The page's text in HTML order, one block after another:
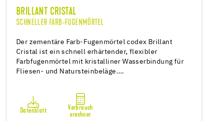
BRILLANT CRISTAL
SCHNELLER FARB-FUGENMÖRTEL
Der zementäre Farb-Fugenmörtel codex Brillant
Cristal ist ein schnell erhärtender, flexibler
Farbfugenmörtel mit kristalliner Wasserbindung für
Fliesen- und Natursteinbeläge.…
Datenblatt
Verbrauch
srechner